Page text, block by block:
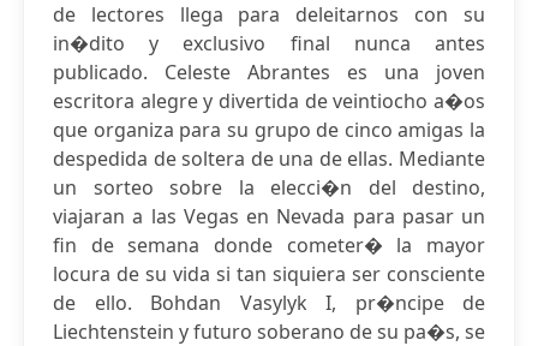
de lectores llega para deleitarnos con su
in�dito y exclusivo final nunca antes
publicado. Celeste Abrantes es una joven
escritora alegre y divertida de veintiocho a�os
que organiza para su grupo de cinco amigas la
despedida de soltera de una de ellas. Mediante
un sorteo sobre la elecci�n del destino,
viajaran a las Vegas en Nevada para pasar un
fin de semana donde cometer� la mayor
locura de su vida si tan siquiera ser consciente
de ello. Bohdan Vasylyk I, pr�ncipe de
Liechtenstein y futuro soberano de su pa�s, se